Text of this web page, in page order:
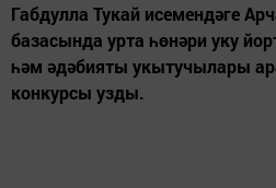
Габдулла Тукай исемендәге
базасында урта һөнәри уку
һәм әдәбияты укытучылары
конкурсы узды.